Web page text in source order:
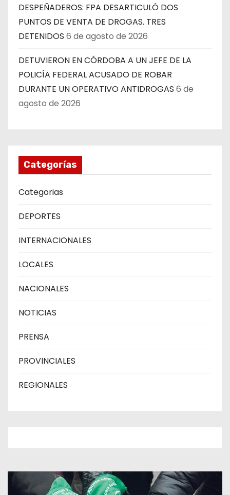
DESPEÑADEROS: FPA DESARTICULÓ DOS
PUNTOS DE VENTA DE DROGAS. TRES
DETENIDOS 6 de agosto de 2026
DETUVIERON EN CÓRDOBA A UN JEFE DE LA
POLICÍA FEDERAL ACUSADO DE ROBAR
DURANTE UN OPERATIVO ANTIDROGAS 6 de
agosto de 2026
Categorías
Categorias
DEPORTES
INTERNACIONALES
LOCALES
NACIONALES
NOTICIAS
PRENSA
PROVINCIALES
REGIONALES